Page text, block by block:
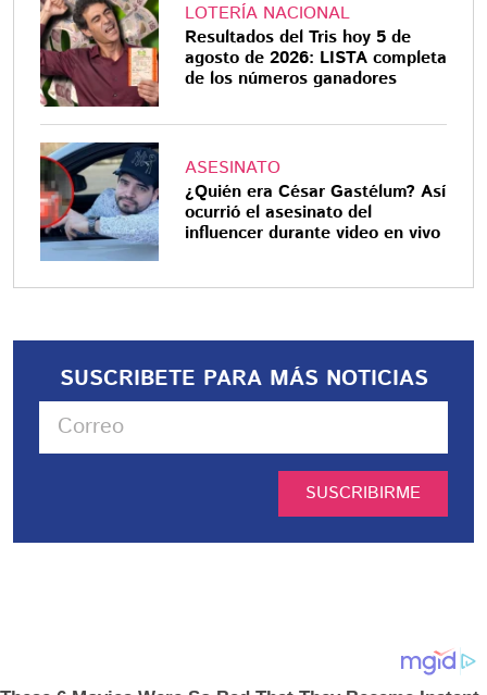
LOTERÍA NACIONAL
Resultados del Tris hoy 5 de
agosto de 2026: LISTA completa
de los números ganadores
ASESINATO
¿Quién era César Gastélum? Así
ocurrió el asesinato del
influencer durante video en vivo
SUSCRIBETE PARA MÁS NOTICIAS
SUSCRIBIRME